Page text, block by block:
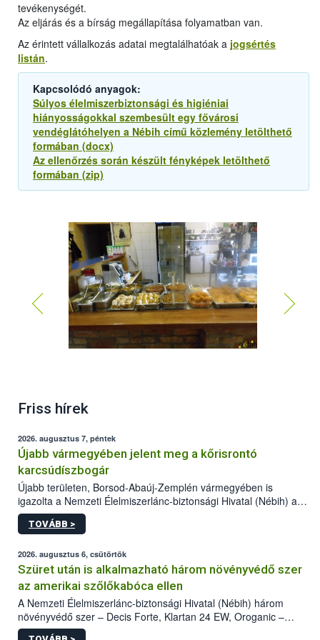
tevékenységét.
Az eljárás és a bírság megállapítása folyamatban van.
Az érintett vállalkozás adatai megtalálhatóak a jogsértés
listán.
Kapcsolódó anyagok:
Súlyos élelmiszerbiztonsági és higiéniai
hiányosságokkal szembesült egy fővárosi
vendéglátóhelyen a Nébih című közlemény letölthető
formában (docx)
Az ellenőrzés során készült fényképek letölthető
formában (zip)
Friss hírek
2026. augusztus 7, péntek
Újabb vármegyében jelent meg a kőrisrontó
karcsúdíszbogár
Újabb területen, Borsod-Abaúj-Zemplén vármegyében is
igazolta a Nemzeti Élelmiszerlánc-biztonsági Hivatal (Nébih) a
kőrisrontó karcsúdíszbogár (Agrilus planipennis) jelenlétét. A
kártevőt nem csak színcsapdában találták meg, de már fertőzött
az intenzív felderítést, emellett az intézkedéseket a szlovák
hatósággal is összehangolják a terjedés megállítása érdekében.
TOVÁBB >
2026. augusztus 6, csütörtök
Szüret után is alkalmazható három növényvédő szer
az amerikai szőlőkabóca ellen
A Nemzeti Élelmiszerlánc-biztonsági Hivatal (Nébih) három
növényvédő szer – Decis Forte, Klartan 24 EW, Oroganic –
engedélyokiratát módosította, így azok a szüretet követően,